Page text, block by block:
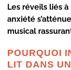
Les réveils liés
anxiété
musical
POURQUOI
LIT DANS